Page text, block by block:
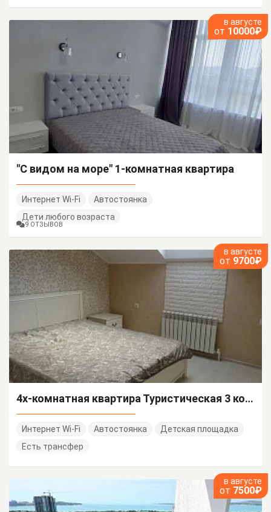
в августе
от 10000₽
"С видом на море" 1-комнатная квартира
Интернет Wi-Fi
Автостоянка
Дети любого возраста
9 ОТЗЫВОВ
в августе
от 9700₽
4х-комнатная квартира Туристическая 3 корп 2
Интернет Wi-Fi Автостоянка
Детская площадка
Есть трансфер
в августе
от 7500₽